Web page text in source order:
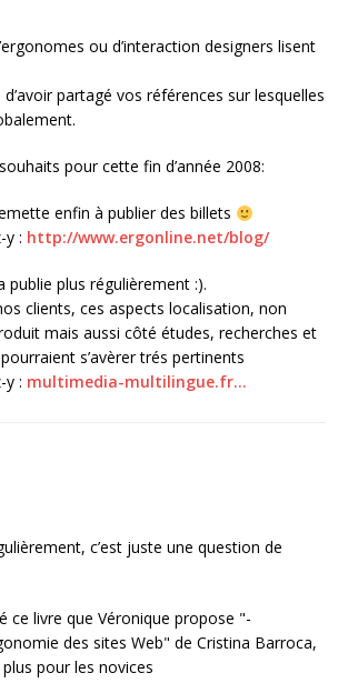
ou d’interaction designers lisent
partagé vos références sur lesquelles
pour cette fin d’année 2008:
enfin à publier des billets
y : http://www.ergonline.net/blog/
publie plus régulièrement :).
clients, ces aspects localisation, non
mais aussi côté études, recherches et
s’avèrer trés pertinents
y : multimedia-multilingue.fr…
c’est juste une question de
ce livre que Véronique propose "-
des sites Web" de Cristina Barroca,
pour les novices